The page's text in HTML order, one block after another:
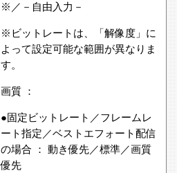
※／－自由入力－
※ビットレートは、「解像度」に
よって設定可能な範囲が異なりま
す。
画質 ：
●固定ビットレート／フレームレ
ート指定／ベストエフォート配信
の場合 ： 動き優先／標準／画質
優先